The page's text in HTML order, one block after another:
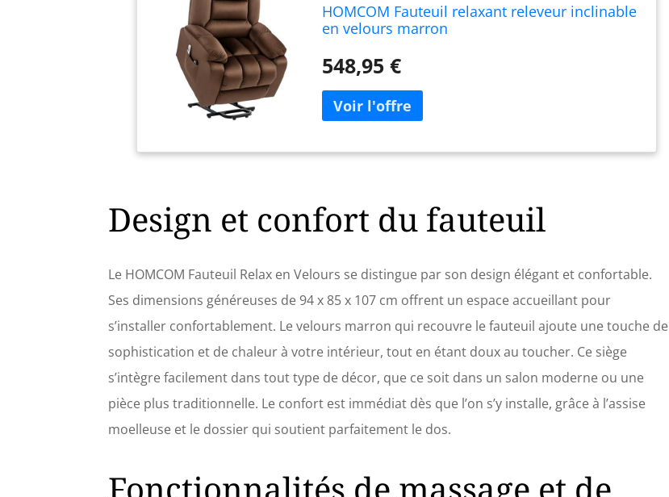
HOMCOM Fauteuil relaxant releveur inclinable
en velours marron
548,95 €
Design et confort du fauteuil
Le HOMCOM Fauteuil Relax en Velours se distingue par son design élégant et confortable.
Ses dimensions généreuses de 94 x 85 x 107 cm offrent un espace accueillant pour
s’installer confortablement. Le velours marron qui recouvre le fauteuil ajoute une touche de
sophistication et de chaleur à votre intérieur, tout en étant doux au toucher. Ce siège
s’intègre facilement dans tout type de décor, que ce soit dans un salon moderne ou une
pièce plus traditionnelle. Le confort est immédiat dès que l’on s’y installe, grâce à l’assise
moelleuse et le dossier qui soutient parfaitement le dos.